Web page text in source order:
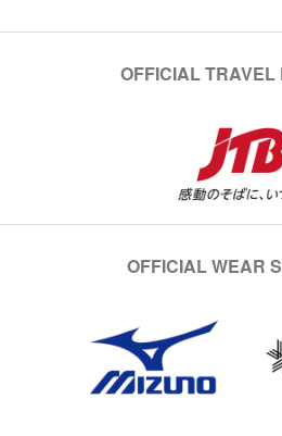
OFFICIAL TRAVEL
OFFICIAL WEAR